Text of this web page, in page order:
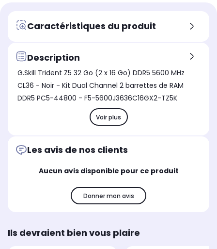
Nombre de barette
2
Nombre de barette
1
Caractéristiques du produit
Description
G.Skill Trident Z5 32 Go (2 x 16 Go) DDR5 5600 MHz
CL36 - Noir - Kit Dual Channel 2 barrettes de RAM
DDR5 PC5-44800 - F5-5600J3636C16GX2-TZ5K
Voir plus
Les avis de nos clients
Aucun avis disponible pour ce produit
Donner mon avis
Ils devraient bien vous plaire